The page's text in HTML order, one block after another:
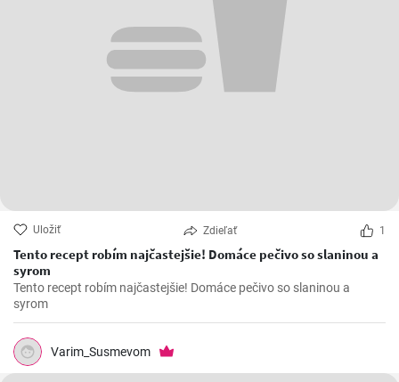
Uložiť Zdieľať 1
Tento recept robím najčastejšie! Domáce pečivo so slaninou a
syrom
Tento recept robím najčastejšie! Domáce pečivo so slaninou a
syrom
Varim_Susmevom